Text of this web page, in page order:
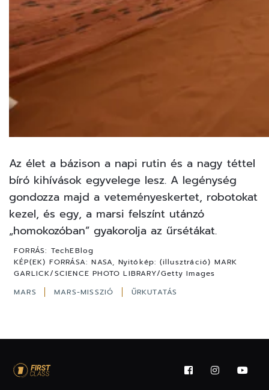
Az élet a bázison a napi rutin és a nagy téttel
bíró kihívások egyvelege lesz. A legénység
gondozza majd a veteményeskertet, robotokat
kezel, és egy, a marsi felszínt utánzó
„homokozóban” gyakorolja az űrsétákat.
FORRÁS: TechEBlog
KÉP(EK) FORRÁSA: NASA, Nyitókép: (illusztráció) MARK
GARLICK/SCIENCE PHOTO LIBRARY/Getty Images
MARS
MARS-MISSZIÓ ŰRKUTATÁS